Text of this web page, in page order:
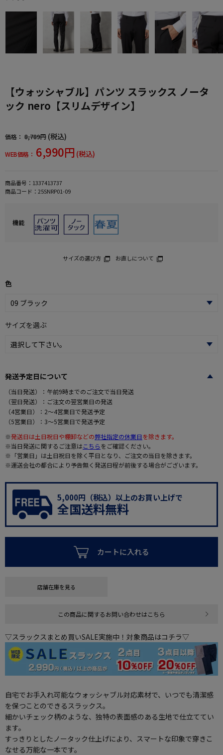
【ウォッシャブル】パンツ スラックス ノータ
ック nero【スリムデザイン】
価格： 8,789円 (税込)
WEB価格： 6,990円 (税込)
商品番号： 1337413737
商品コード： 25SNRP01-09
機能
サイズの選び方 お直しについて
色
サイズを選ぶ
発送予定日について
（当日発送）：午前9時までのご注文で当日発送
（翌日発送）：ご注文の翌営業日の発送
（4営業日）：2～4営業日で発送予定
（5営業日）：3～5営業日で発送予定
※発送日は土日祝日や棚卸などの弊社指定の休業日を除きます。
※当日発送に関するご注意はこちらをご確認ください。
※「営業日」は土日祝日を除く平日となり、ご注文の当日を除きます。
※運送会社の都合により予告無く発送日程が前後する場合がございます。
5,000円（税込）以上のお買い上げで
全国送料無料
カートに入れる
店舗在庫を見る
この商品に関するお問い合わせはこちら
▽スラックスまとめ買いSALE実施中！対象商品はコチラ▽
自宅でお手入れ可能なウォッシャブル対応素材で、いつでも清潔感
を保つことのできるスラックス。
細かいチェック柄のような、独特の表面感のある生地で仕立ててい
ます。
すっきりとしたノータック仕上げにより、スマートな印象で穿きこ
なせる万能な一本です。